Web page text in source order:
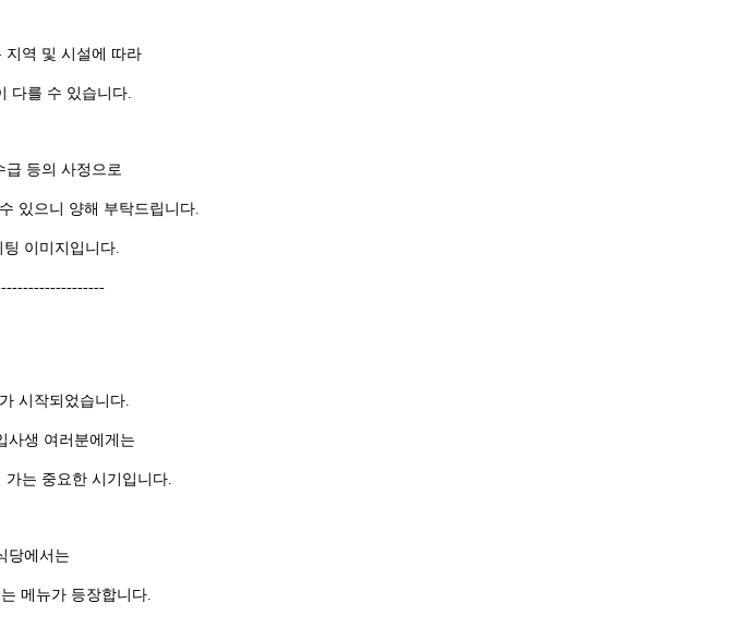
지역 및 시설에 따라
다를 수 있습니다.
급 등의 사정으로
있으니 양해 부탁드립니다.
이미지입니다.
시작되었습니다.
사생 여러분에게는
는 중요한 시기입니다.
당에서는
메뉴가 등장합니다.